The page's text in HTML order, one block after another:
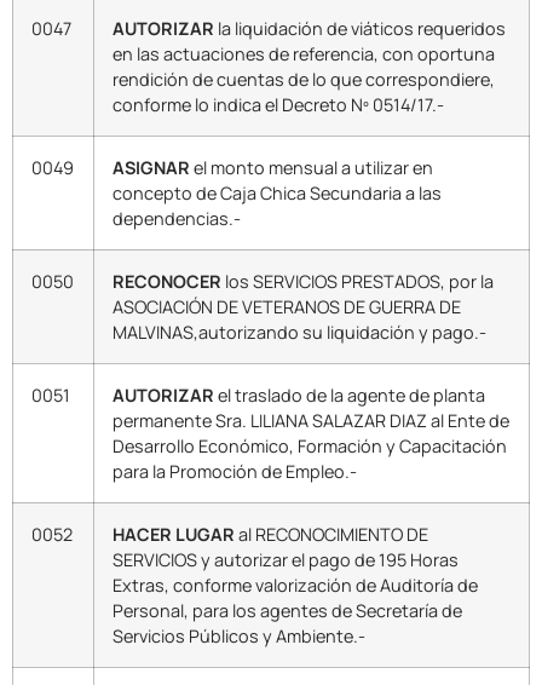
0047 AUTORIZAR la liquidación de viáticos requeridos
en las actuaciones de referencia, con oportuna
rendición de cuentas de lo que correspondiere,
conforme lo indica el Decreto Nº 0514/17.-
0049 ASIGNAR el monto mensual a utilizar en
concepto de Caja Chica Secundaria a las
dependencias.-
0050 RECONOCER los SERVICIOS PRESTADOS, por la
ASOCIACIÓN DE VETERANOS DE GUERRA DE
MALVINAS,autorizando su liquidación y pago.-
0051 AUTORIZAR el traslado de la agente de planta
permanente Sra. LILIANA SALAZAR DIAZ al Ente de
Desarrollo Económico, Formación y Capacitación
para la Promoción de Empleo.-
0052 HACER LUGAR al RECONOCIMIENTO DE
SERVICIOS y autorizar el pago de 195 Horas
Extras, conforme valorización de Auditoría de
Personal, para los agentes de Secretaría de
Servicios Públicos y Ambiente.-